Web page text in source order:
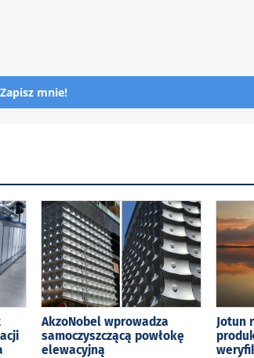
Zapisz mnie!
AkzoNobel wprowadza
samoczyszczącą powłokę
elewacyjną
Jotun